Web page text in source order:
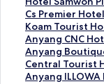
는
링
크
o
t
e
l
X
Y
여
는
링
크
H
o
t
e
l
페
페
이
지
를
여
는
를
여
는
링
크
지
를
여
는
링
크
y
M
a
r
r
i
i
v
e
r
a
페
I
T
C
E
N
T
g
3
S
F
a
s
P
a
s
s
p
o
m
S
t
a
y
페
b
a
n
B
o
u
o
t
e
l
S
a
Cs Premier Hotel
C
s
P
r
e
m
Koam Tourist
K
o
a
m
T
Anyang CNC
A
n
y
a
Anyang
A
n
y
Central Tourist
C
e
Anyang
A